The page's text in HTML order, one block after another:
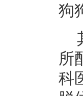
狗
所
科